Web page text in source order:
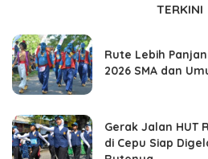
TERKINI
Rute Lebih
2026 SMA dan
Gerak Jalan HUT
di Cepu Siap